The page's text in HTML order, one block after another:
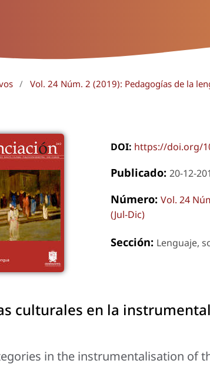
/ Vol. 24 Núm. 2 (2019): Pedagogías de la
DOI: https://doi.org/
Publicado: 20-12-
Número: Vol. 24
(Jul-Dic)
Sección: Lenguaje,
culturales en la
in the instrumentalisation of